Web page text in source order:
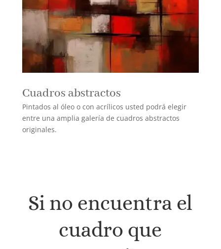
Cuadros abstractos
Pintados al óleo o con acrílicos usted podrá elegir
entre una amplia galería de cuadros abstractos
originales.
Si no encuentra el
cuadro que